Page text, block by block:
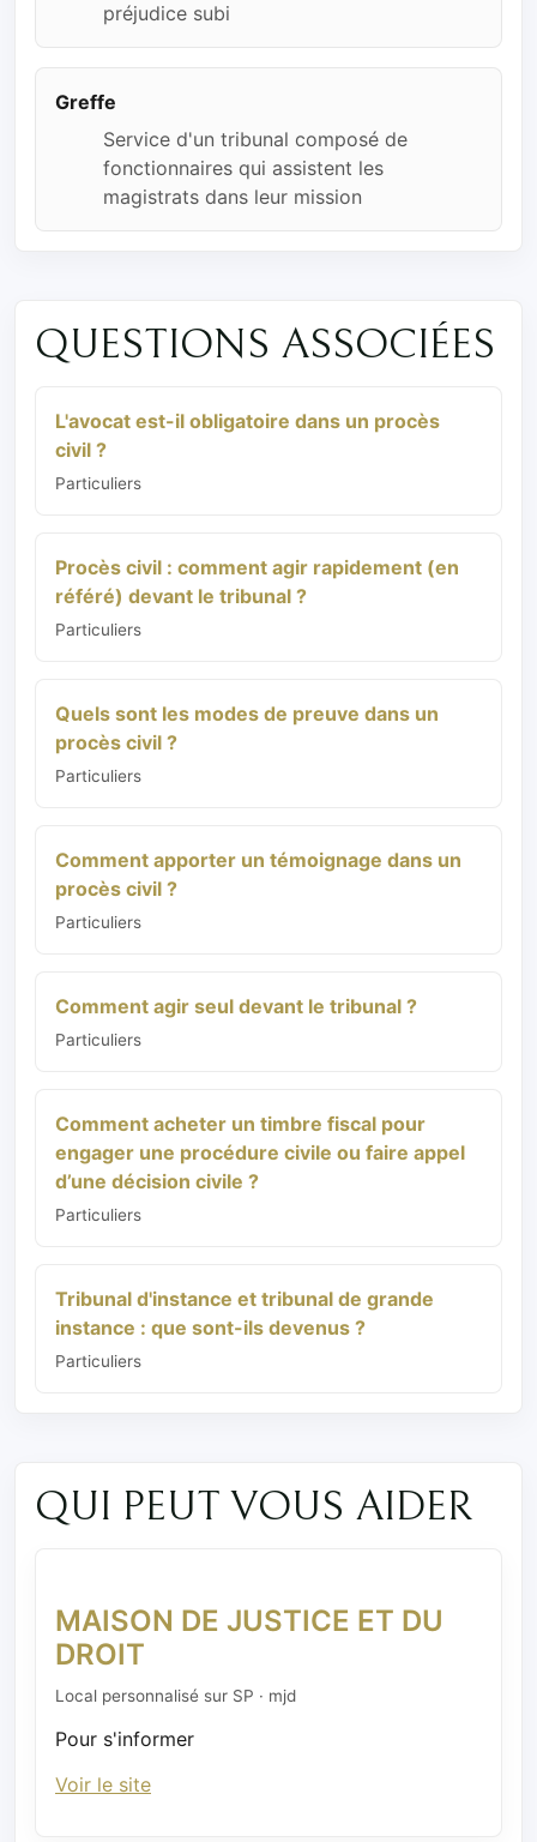
préjudice subi
Greffe
Service d'un tribunal composé de
fonctionnaires qui assistent les
magistrats dans leur mission
QUESTIONS ASSOCIÉES
L'avocat est-il obligatoire dans un procès
civil ?
Particuliers
Procès civil : comment agir rapidement (en
référé) devant le tribunal ?
Particuliers
Quels sont les modes de preuve dans un
procès civil ?
Particuliers
Comment apporter un témoignage dans un
procès civil ?
Particuliers
Comment agir seul devant le tribunal ?
Particuliers
Comment acheter un timbre fiscal pour
engager une procédure civile ou faire appel
d’une décision civile ?
Particuliers
Tribunal d'instance et tribunal de grande
instance : que sont-ils devenus ?
Particuliers
QUI PEUT VOUS AIDER
MAISON DE JUSTICE ET DU
DROIT
Local personnalisé sur SP · mjd
Pour s'informer
Voir le site